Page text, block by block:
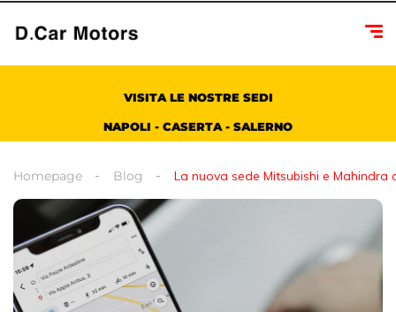
VISITA LE NOSTRE SEDI
NAPOLI - CASERTA - SALERNO
Homepage Blog La nuova sede Mitsubishi e Mahindra